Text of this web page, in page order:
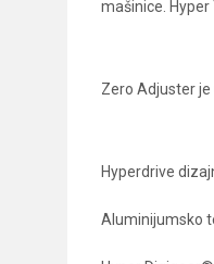
mašinice.
Zero Adjuster
Hyperdrive
Aluminijumsko